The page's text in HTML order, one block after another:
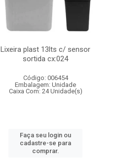
Lixeira plast 13lts c/ sensor
sortida cx:024
Código: 006454
Embalagem: Unidade
Caixa Com: 24 Unidade(s)
Faça seu login ou
cadastre-se para
comprar.